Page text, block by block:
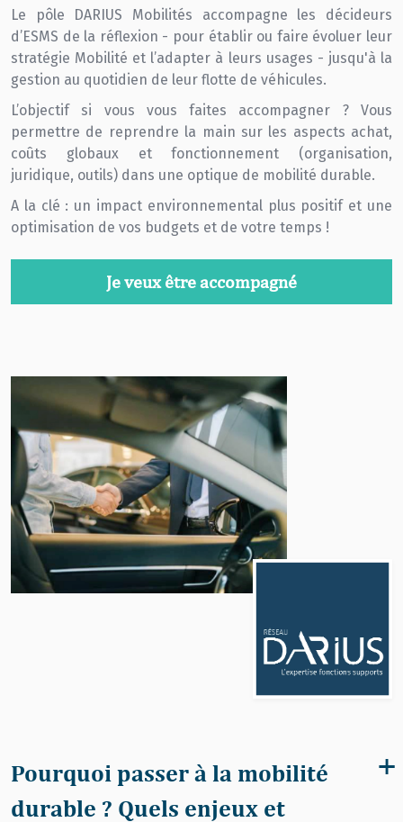
Le pôle DARIUS Mobilités accompagne les décideurs
d’ESMS de la réflexion - pour établir ou faire évoluer leur
stratégie Mobilité et l’adapter à leurs usages - jusqu'à la
gestion au quotidien de leur flotte de véhicules.
L’objectif si vous vous faites accompagner ? Vous
permettre de reprendre la main sur les aspects achat,
coûts globaux et fonctionnement (organisation,
juridique, outils) dans une optique de mobilité durable.
A la clé : un impact environnemental plus positif et une
optimisation de vos budgets et de votre temps !
Je veux être accompagné
Pourquoi passer à la mobilité
durable ? Quels enjeux et